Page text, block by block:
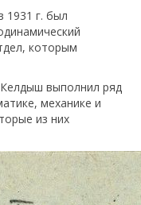
г. был
которым
выполнил ряд
механике и
из них